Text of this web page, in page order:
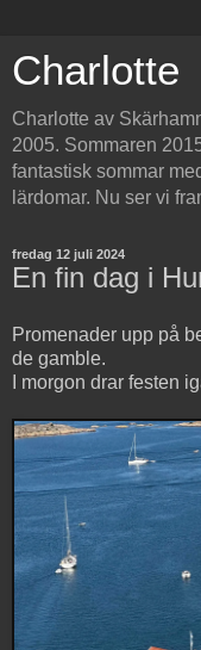
Charlotte
Charlotte av
2005. Sommaren
fantastisk sommar
lärdomar. Nu ser vi
fredag 12 juli 2024
En fin dag i
Promenader upp på
de gamble.
I morgon drar festen